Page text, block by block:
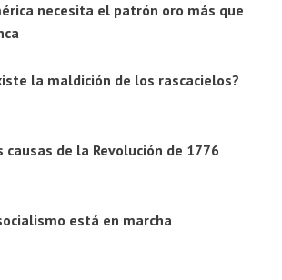
necesita el patrón oro más que
la maldición de los rascacielos?
causas de la Revolución de 1776
está en marcha